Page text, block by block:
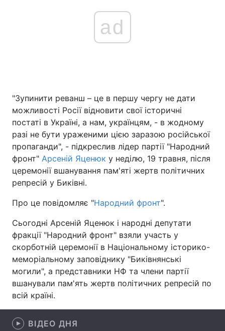
Економіка Світ
Спорт Наука
Техно і зв'язок Лайт
Зброя Інциденти
Здоров'я
Цікавинки Погода
Екологія Регіони
Лонгріди
Відео з Youtube Статті
Архів
ad
"Зупинити реванш – це в першу чергу не дати
можливості Росії відновити свої історичні
постаті в Україні, а нам, українцям, - в жодному
разі не бути ураженими цією заразою російської
пропаганди", - підкреслив лідер партії "Народний
фронт" Арсеній Яценюк у неділю, 19 травня, після
церемонії вшанування пам'яті жертв політичних
репресій у Биківні.
Про це повідомляє "Народний фронт".
Сьогодні Арсеній Яценюк і народні депутати
фракції "Народний фронт" взяли участь у
скорботній церемонії в Національному історико-
меморіальному заповіднику "Биківнянські
могили", а представники НФ та члени партії
вшанували пам'ять жертв політичних репресій по
всій країні.
ВІДЕО ДНЯ